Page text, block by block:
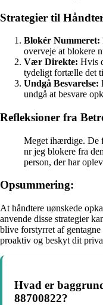
Strategier til
Blokér Nummeret:
overveje at blokere
Vær Direkte: Hvis
tydeligt fortælle det
Undgå Besvarelse:
undgå at besvare
Refleksioner fra
Meget ihærdige. De
nr jeg blokere fra
person, der har
Opsummering:
At håndtere uønskede
anvende disse strategier
blive forstyrret af
proaktiv og beskyt dit
Hvad er
88700822?